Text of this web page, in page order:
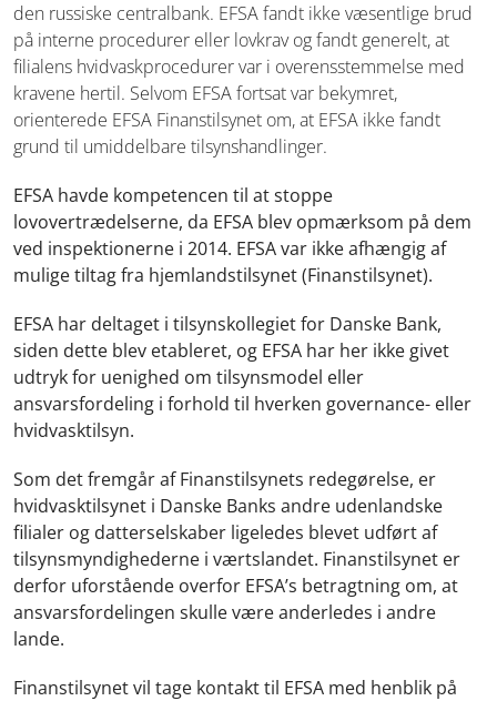
den russiske centralbank. EFSA fandt ikke væsentlige brud
på interne procedurer eller lovkrav og fandt generelt, at
filialens hvidvaskprocedurer var i overensstemmelse med
kravene hertil. Selvom EFSA fortsat var bekymret,
orienterede EFSA Finanstilsynet om, at EFSA ikke fandt
grund til umiddelbare tilsynshandlinger.
EFSA havde kompetencen til at stoppe
lovovertrædelserne, da EFSA blev opmærksom på dem
ved inspektionerne i 2014. EFSA var ikke afhængig af
mulige tiltag fra hjemlandstilsynet (Finanstilsynet).
EFSA har deltaget i tilsynskollegiet for Danske Bank,
siden dette blev etableret, og EFSA har her ikke givet
udtryk for uenighed om tilsynsmodel eller
ansvarsfordeling i forhold til hverken governance- eller
hvidvasktilsyn.
Som det fremgår af Finanstilsynets redegørelse, er
hvidvasktilsynet i Danske Banks andre udenlandske
filialer og datterselskaber ligeledes blevet udført af
tilsynsmyndighederne i værtslandet. Finanstilsynet er
derfor uforstående overfor EFSA’s betragtning om, at
ansvarsfordelingen skulle være anderledes i andre
lande.
Finanstilsynet vil tage kontakt til EFSA med henblik på